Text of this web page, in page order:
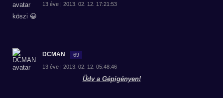
13 éve | 2013. 02. 12. 17:21:53
köszi 😀
DCMAN 69
13 éve | 2013. 02. 12. 05:48:46
Üdv a Gépigényen!